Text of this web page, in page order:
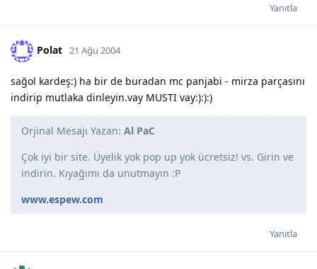
Yanıtla
Polat 21 Ağu 2004
sağol kardeş:) ha bir de buradan mc panjabi - mirza parçasını
indirip mutlaka dinleyin.vay MUSTI vay:):):)
Orjinal Mesajı Yazan: Al PaC
Çok iyi bir site. Üyelik yok pop up yok ücretsiz! vs. Girin ve
indirin. Kıyağımı da unutmayın :P
www.espew.com
Yanıtla